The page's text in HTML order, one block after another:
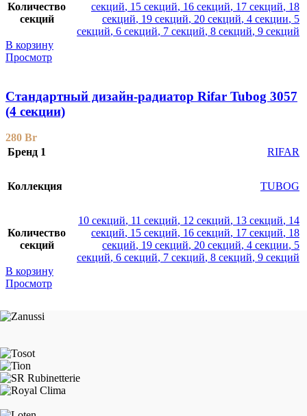
Количество
секций
секций, 15 секций, 16 секций, 17 секций, 18
секций, 19 секций, 20 секций, 4 секции, 5
секций, 6 секций, 7 секций, 8 секций, 9 секций
В корзину
Просмотр
Стандартный дизайн-радиатор Rifar Tubog 3057
(4 секции)
280 Br
Бренд 1
RIFAR
Коллекция TUBOG
Количество
секций
10 секций, 11 секций, 12 секций, 13 секций, 14
секций, 15 секций, 16 секций, 17 секций, 18
секций, 19 секций, 20 секций, 4 секции, 5
секций, 6 секций, 7 секций, 8 секций, 9 секций
В корзину
Просмотр